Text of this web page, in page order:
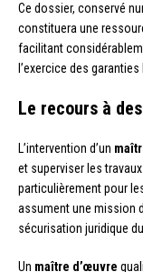
Ce dossier, conservé
constituera une
facilitant
l’exercice des garanties
Le recours à
L’intervention d’un
et superviser les
particulièrement pour
assument une mission
sécurisation juridique
Un maître d’œuvre